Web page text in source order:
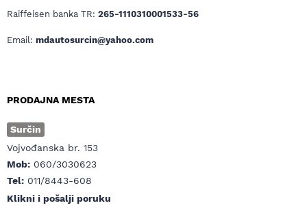
Raiffeisen banka TR: 265-1110310001533-56
Email: mdautosurcin@yahoo.com
PRODAJNA MESTA
Surčin
Vojvođanska br. 153
Mob: 060/3030623
Tel: 011/8443-608
Klikni i pošalji poruku